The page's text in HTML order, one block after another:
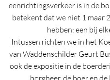
eenrichtingsverkeer is in de
betekent dat we niet 1 maar
hebben: een bij
Intussen richten we in het
van Waddenschilder Geurt
ook de expositie in de
borgheer, de boer en